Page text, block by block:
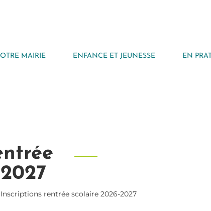
MAIRIE ENFANCE ET JEUNESSE EN
Inscriptions rentrée scolaire 2026-2027